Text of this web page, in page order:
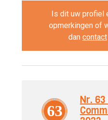
Is dit uw profiel
opmerkingen of
dan contact
63
Nr.